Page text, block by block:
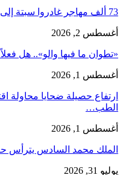
73 ألف مهاجر غادروا سبتة إلى المغرب وعدد القتلى يرتفع لـ71
أغسطس 2, 2026
«تطوان ما فيها والو».. هل فعلاً
أغسطس 1, 2026
الطب…
أغسطس 1, 2026
الملك محمد السادس يترأس
يوليو 31, 2026